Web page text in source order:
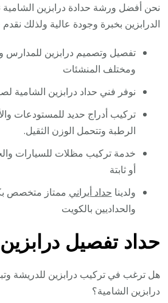
نحن أفضل ورشة حدادة درابزين
الدرابزين بخبرة وجودة عالية ولذلك
تفصيل وتصميم درابزين للمدارس
ومختلف المنشئات
نوفر فني حداد درابزين الشامية
تركيب أدراج حديد للمستودعات
الرطبة وتتحمل الوزن الثقيل.
خدمة تركيب مظلات للسيارات
أو ثابتة
ولدينا حداد أيراني ممتاز متخصص
والحداديين بالكويت
حداد تفصيل
هل ترغب في تركيب درابزين للدريشة
درابزين الشامية؟